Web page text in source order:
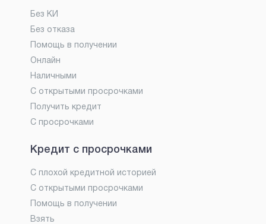
Без КИ
Без отказа
Помощь в получении
Онлайн
Наличными
С открытыми просрочками
Получить кредит
С просрочками
Кредит с просрочками
С плохой кредитной историей
С открытыми просрочками
Помощь в получении
Взять